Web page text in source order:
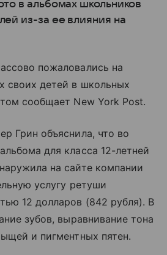
в альбомах школьников
из-за ее влияния на
пожаловались на
своих детей в школьных
сообщает New York Post.
Грин объяснила, что во
для класса 12-летней
на сайте компании
услугу ретуши
12 долларов (842 рубля). В
зубов, выравнивание тона
и пигментных пятен.